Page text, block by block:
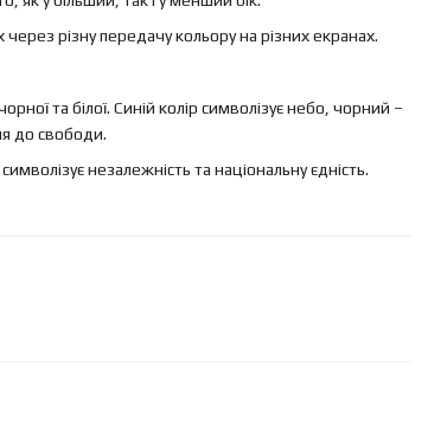
різну передачу кольору на різних екранах.
та білої. Синій колір символізує небо, чорний –
до свободи.
незалежність та національну єдність.